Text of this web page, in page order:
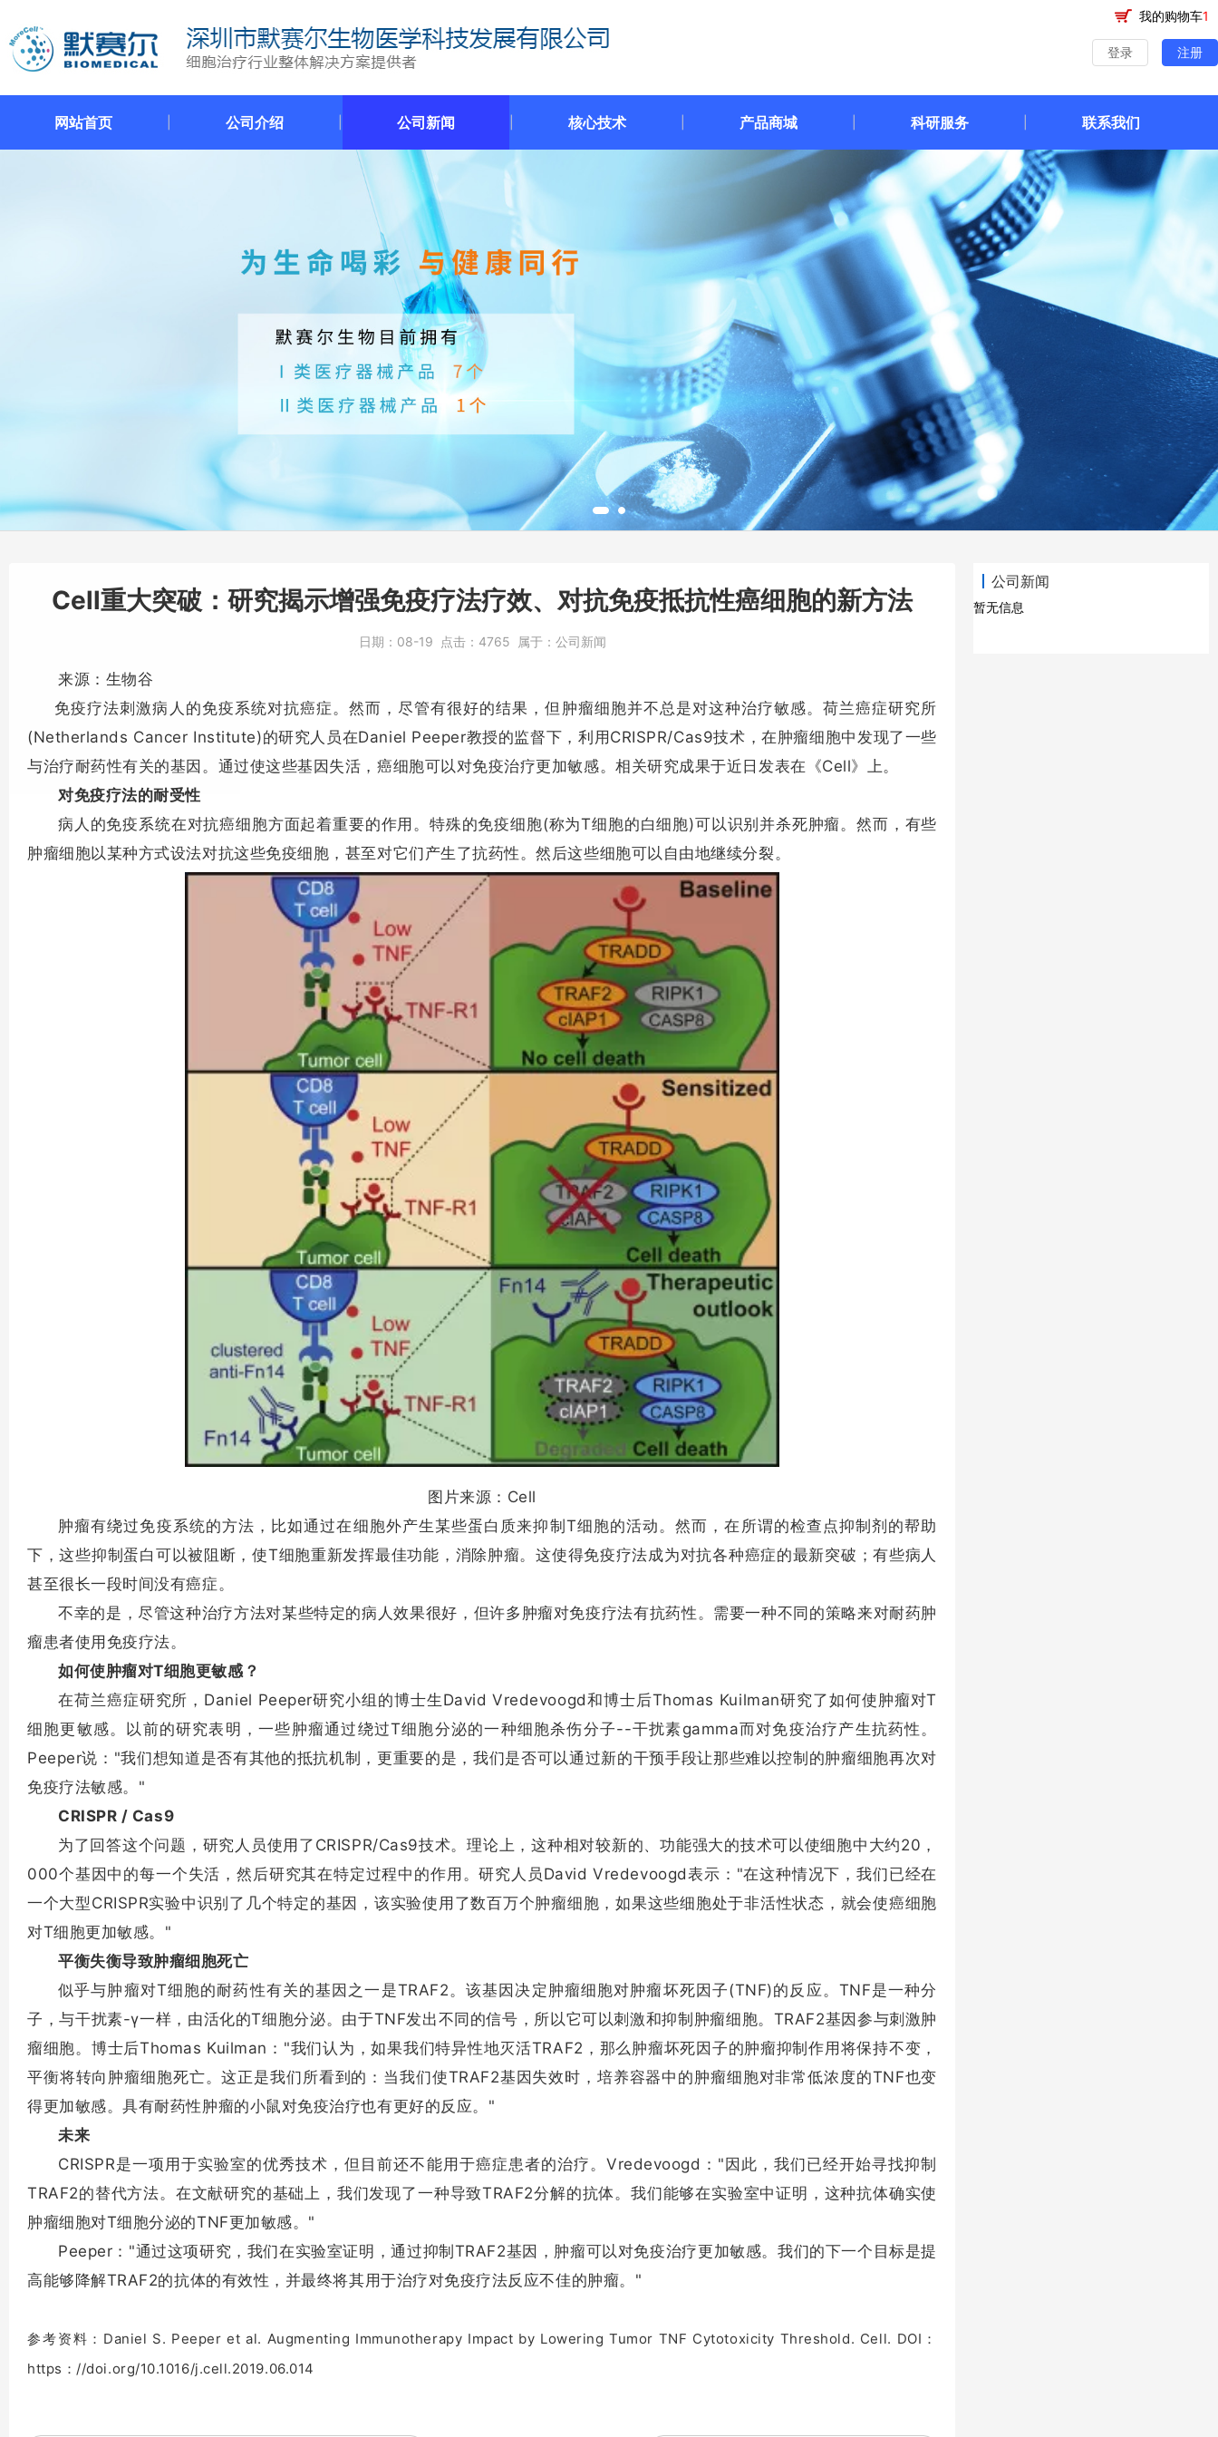
登录 注册
我的购物车1
网站首页 公司介绍 公司新闻 核心技术 产品商城 科研服务 联系我们
公司新闻
暂无信息
Cell重大突破：研究揭示增强免疫疗法疗效、对抗免疫抵抗性癌细胞的新方法
日期： 08-19 点击： 4765 属于： 公司新闻
来源：生物谷
免疫疗法刺激病人的免疫系统对抗癌症。 然而，尽管有很好的结果，但肿瘤细胞并不总是对这种治疗敏感。荷兰癌症研究所
(Netherlands Cancer Institute)的研究人员在Daniel Peeper教授的监督下，利用CRISPR/Cas9技术，在肿瘤细胞中发现了一些
与治疗耐药性有关的基因。 通过使这些基因失活，癌细胞可以对免疫治疗更加敏感。相关研究成果于近日发表在《Cell》上。
对免疫疗法的耐受性
病人的免疫系统在对抗癌细胞方面起着重要的作用。特殊的免疫细胞(称为T细胞的白细胞)可以识别并杀死肿瘤。然而，有些
肿瘤细胞以某种方式设法对抗这些免疫细胞，甚至对它们产生了抗药性。然后这些细胞可以自由地继续分裂。
图片来源：Cell
肿瘤有绕过免疫系统的方法，比如通过在细胞外产生某些蛋白质来抑制T细胞的活动。然而，在所谓的检查点抑制剂的帮助
下，这些抑制蛋白可以被阻断，使T细胞重新发挥最佳功能，消除肿瘤。这使得免疫疗法成为对抗各种癌症的最新突破；有些病人
甚至很长一段时间没有癌症。
不幸的是，尽管这种治疗方法对某些特定的病人效果很好，但许多肿瘤对免疫疗法有抗药性。需要一种不同的策略来对耐药肿
瘤患者使用免疫疗法。
如何使肿瘤对T细胞更敏感？
在荷兰癌症研究所，Daniel Peeper研究小组的博士生David Vredevoogd和博士后Thomas Kuilman研究了如何使肿瘤对T
细胞更敏感。以前的研究表明，一些肿瘤通过绕过T细胞分泌的一种细胞杀伤分子--干扰素gamma而对免疫治疗产生抗药性。
Peeper说："我们想知道是否有其他的抵抗机制，更重要的是，我们是否可以通过新的干预手段让那些难以控制的肿瘤细胞再次对
免疫疗法敏感。"
CRISPR / Cas9
为了回答这个问题，研究人员使用了CRISPR/Cas9技术。理论上，这种相对较新的、功能强大的技术可以使细胞中大约20，
000个基因中的每一个失活，然后研究其在特定过程中的作用。研究人员David Vredevoogd表示："在这种情况下，我们已经在
一个大型CRISPR实验中识别了几个特定的基因，该实验使用了数百万个肿瘤细胞，如果这些细胞处于非活性状态，就会使癌细胞
对T细胞更加敏感。"
平衡失衡导致肿瘤细胞死亡
似乎与肿瘤对T细胞的耐药性有关的基因之一是TRAF2。该基因决定肿瘤细胞对肿瘤坏死因子(TNF)的反应。TNF是一种分
子，与干扰素-γ一样，由活化的T细胞分泌。由于TNF发出不同的信号，所以它可以刺激和抑制肿瘤细胞。TRAF2基因参与刺激肿
瘤细胞。博士后Thomas Kuilman："我们认为，如果我们特异性地灭活TRAF2，那么肿瘤坏死因子的肿瘤抑制作用将保持不变，
平衡将转向肿瘤细胞死亡。这正是我们所看到的：当我们使TRAF2基因失效时，培养容器中的肿瘤细胞对非常低浓度的TNF也变
得更加敏感。具有耐药性肿瘤的小鼠对免疫治疗也有更好的反应。"
未来
CRISPR是一项用于实验室的优秀技术，但目前还不能用于癌症患者的治疗。Vredevoogd："因此，我们已经开始寻找抑制
TRAF2的替代方法。在文献研究的基础上，我们发现了一种导致TRAF2分解的抗体。我们能够在实验室中证明，这种抗体确实使
肿瘤细胞对T细胞分泌的TNF更加敏感。"
Peeper："通过这项研究，我们在实验室证明，通过抑制TRAF2基因，肿瘤可以对免疫治疗更加敏感。我们的下一个目标是提
高能够降解TRAF2的抗体的有效性，并最终将其用于治疗对免疫疗法反应不佳的肿瘤。"
参考资料： Daniel S. Peeper et al. Augmenting Immunotherapy Impact by Lowering Tumor TNF Cytotoxicity Threshold. Cell. DOI：
https：//doi.org/10.1016/j.cell.2019.06.014